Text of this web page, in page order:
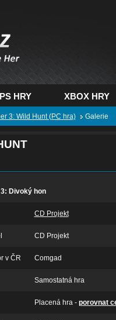
PS HRY XBOX HRY
3: Wild Hunt (PC hra) Galerie
Divoký hon
CD Projekt
CD Projekt
v ČR Comgad
Samostatná hra
Placená hra - porovnat